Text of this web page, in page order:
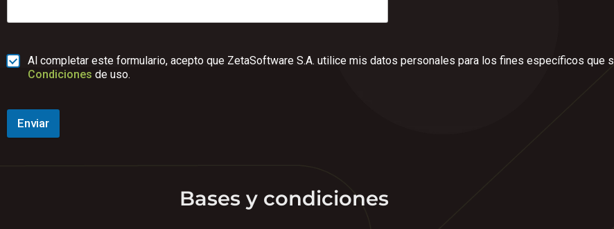
Al completar este formulario, acepto que ZetaSoftware S.A. utilice mis datos personales para los fines específicos que
Condiciones de uso.
Enviar
Bases y condiciones